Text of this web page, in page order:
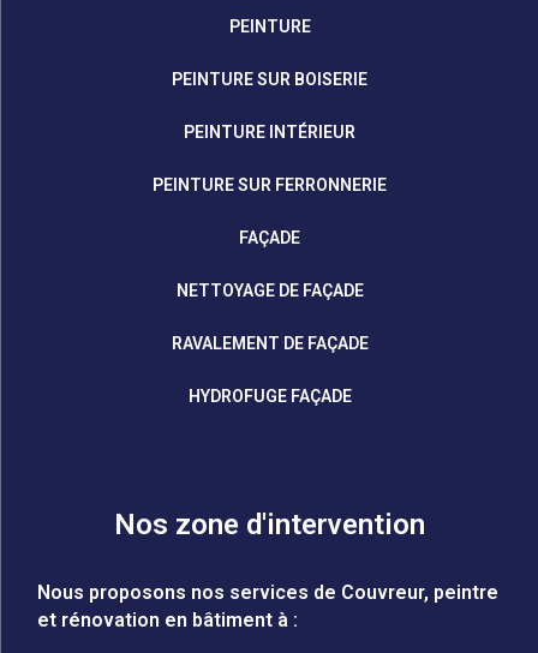
PEINTURE
PEINTURE SUR BOISERIE
PEINTURE INTÉRIEUR
PEINTURE SUR FERRONNERIE
FAÇADE
NETTOYAGE DE FAÇADE
RAVALEMENT DE FAÇADE
HYDROFUGE FAÇADE
Nos zone d'intervention
Nous proposons nos services de Couvreur, peintre
et rénovation en bâtiment à :